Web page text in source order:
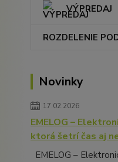
VÝPREDAJ
ROZDELENIE
Novinky
17.02.2026
EMELOG –
ktorá šetrí čas aj
EMELOG –